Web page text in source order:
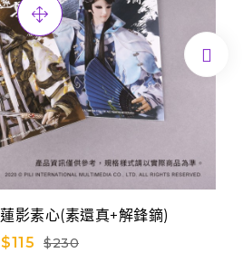
影素心(素還真+解鋒鏑)
$115
$230
